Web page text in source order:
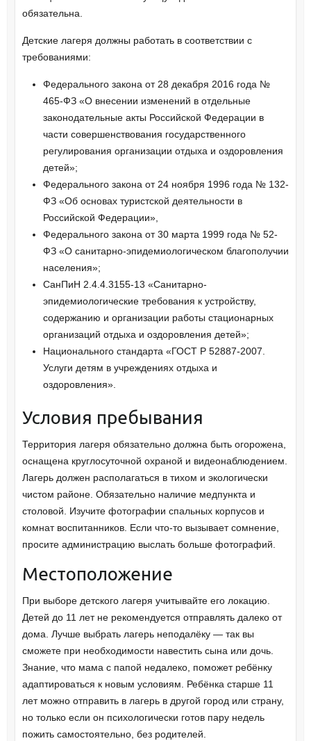
обязательна.
Детские лагеря должны работать в соответствии с
требованиями:
Федерального закона от 28 декабря 2016 года №
465-ФЗ «О внесении изменений в отдельные
законодательные акты Российской Федерации в
части совершенствования государственного
регулирования организации отдыха и оздоровления
детей»;
Федерального закона от 24 ноября 1996 года № 132-
ФЗ «Об основах туристской деятельности в
Российской Федерации»,
Федерального закона от 30 марта 1999 года № 52-
ФЗ «О санитарно-эпидемиологическом благополучии
населения»;
СанПиН 2.4.4.3155-13 «Санитарно-
эпидемиологические требования к устройству,
содержанию и организации работы стационарных
организаций отдыха и оздоровления детей»;
Национального стандарта «ГОСТ Р 52887-2007.
Услуги детям в учреждениях отдыха и
оздоровления».
Условия пребывания
Территория лагеря обязательно должна быть огорожена,
оснащена круглосуточной охраной и видеонаблюдением.
Лагерь должен располагаться в тихом и экологически
чистом районе. Обязательно наличие медпункта и
столовой. Изучите фотографии спальных корпусов и
комнат воспитанников. Если что-то вызывает сомнение,
просите администрацию выслать больше фотографий.
Местоположение
При выборе детского лагеря учитывайте его локацию.
Детей до 11 лет не рекомендуется отправлять далеко от
дома. Лучше выбрать лагерь неподалёку — так вы
сможете при необходимости навестить сына или дочь.
Знание, что мама с папой недалеко, поможет ребёнку
адаптироваться к новым условиям. Ребёнка старше 11
лет можно отправить в лагерь в другой город или страну,
но только если он психологически готов пару недель
пожить самостоятельно, без родителей.